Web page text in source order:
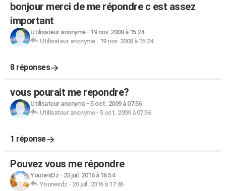
bonjour merci de me répondre c est assez
important
Utilisateur anonyme- 19 nov. 2008 à 15:24
Utilisateur anonyme- 19 nov. 2008 à 15:24
8 réponses
vous pourait me repondre?
Utilisateur anonyme- 5 oct. 2009 à 07:56
Utilisateur anonyme- 5 oct. 2009 à 07:56
1 réponse
Pouvez vous me répondre
YounesDz - 23 juil. 2016 à 16:54
Younesdz - 26 juil. 2016 à 17:46